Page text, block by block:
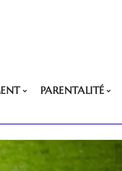
PARENTALITÉ